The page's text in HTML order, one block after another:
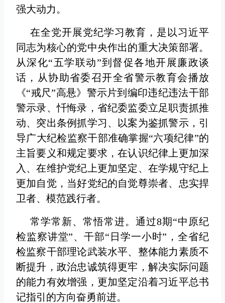
强大动力。
在全党开展党纪学习教育，是以习近平
同志为核心的党中央作出的重大决策部署。
从深化“五学联动”到督促各地开展廉政谈
话，从协助省委召开全省警示教育会播放
《“戒尺”高悬》警示片到编印违纪违法干部
警示录、忏悔录，省纪委监委立足职责抓推
动、突出条例抓学习、以案为鉴抓警示，引
导广大纪检监察干部准确掌握“六项纪律”的
主旨要义和规定要求，在认识纪律上更加深
入、在维护党纪上更加坚定、在学规守纪上
更加自觉，当好党纪的自觉尊崇者、忠实捍
卫者、模范践行者。
常学常新、常悟常进。通过8期“中原纪
检监察讲堂”、干部“日学一小时”，全省纪
检监察干部理论武装水平、整体能力素质不
断提升，政治忠诚筑得更牢，解决实际问题
的能力有效增强，更加坚定沿着习近平总书
记指引的方向奋勇前进。